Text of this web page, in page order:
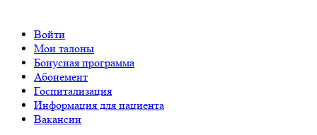
Войти
Мои талоны
Бонусная программа
Абонемент
Госпитализация
Информация для пациента
Вакансии